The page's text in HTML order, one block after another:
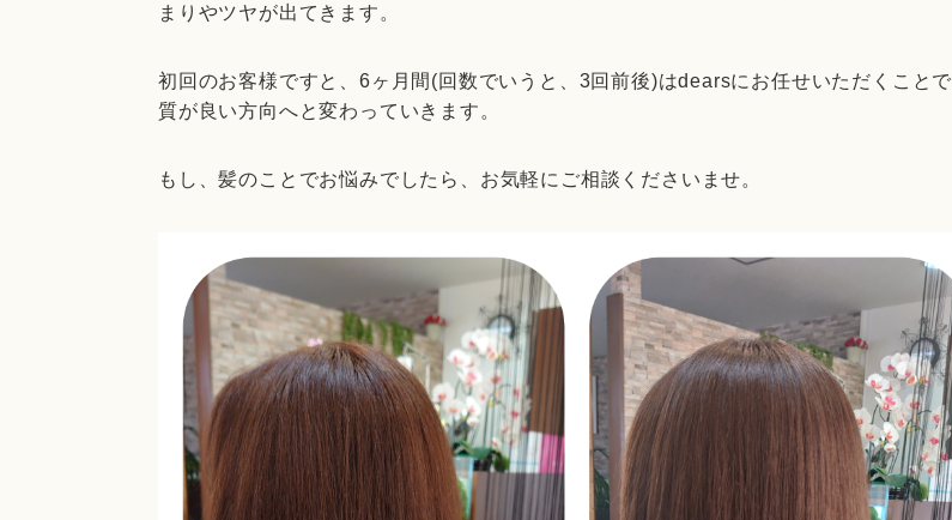
まりやツヤが出てきます。
初回のお客様ですと、6ヶ月間(回数でいうと、3回前後)はdearsにお任せいただくこと
質が良い方向へと変わっていきます。
もし、髪のことでお悩みでしたら、お気軽にご相談くださいませ。